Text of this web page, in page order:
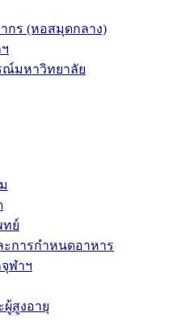
กร (หอสมุดกลาง)
ณ์มหาวิทยาลัย
ทย์
การกำหนดอาหาร
ฬาฯ
ผู้สูงอายุ